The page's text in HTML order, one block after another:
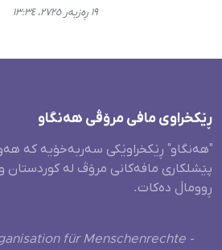
١٩ ڕەزبەر ٢٧٢٥، ١٣:٣٤
ڕێکخراوی مافی مرۆڤی هەنگاو
"هەنگاو" ڕێکخراوێکی سەربەخۆیە کە
پێشلکاری مافەکانی مرۆڤ لە کوردستان
ڕووماڵ دەکات.
für Menschenrechte -